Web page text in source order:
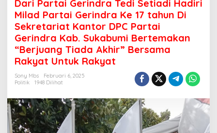
o
a
D
P
R
D
a
p
a
e
Dari Partai Gerindra Tedi Setiadi Hadiri
Milad Partai Gerindra Ke 17 tahun Di
Sekretariat Kantor DPC Partai
Gerindra Kab. Sukabumi Bertemakan
“Berjuang Tiada Akhir” Bersama
Rakyat Untuk Rakyat
Sony Mbs
Februari 6, 2025
Politik
1948 Dilihat